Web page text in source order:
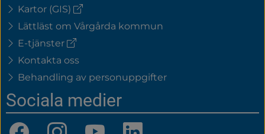
Kartor (GIS) (extern
länk)
Lättläst om Vårgårda kommun
E-tjänster (extern
Kontakta oss
Behandling av personuppgifter
Sociala medier